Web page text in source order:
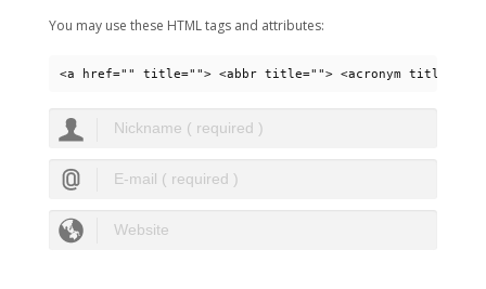
You may use these HTML tags and attributes:
<a href="" title=""> <abbr title=""> <acronym title="">